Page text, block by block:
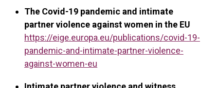
The Covid-19 pandemic and intimate
partner violence against women in the EU
https://eige.europa.eu/publications/covid-19-
pandemic-and-intimate-partner-violence-
against-women-eu